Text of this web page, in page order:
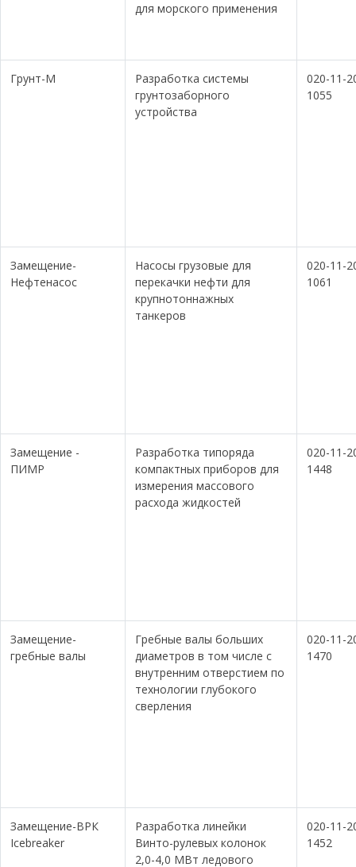
для морского применения
Грунт-М
Разработка системы
грунтозаборного
устройства
020-11-
1055
Замещение-
Нефтенасос
Насосы грузовые для
перекачки нефти для
крупнотоннажных
танкеров
020-11-
1061
Замещение -
ПИМР
Разработка типоряда
компактных приборов для
измерения массового
расхода жидкостей
020-11-
1448
Замещение-
гребные валы
Гребные валы больших
диаметров в том числе с
внутренним отверстием по
технологии глубокого
сверления
020-11-
1470
Замещение-ВРК
Icebreaker
Разработка линейки
Винто-рулевых колонок
2,0-4,0 МВт ледового
020-11-
1452